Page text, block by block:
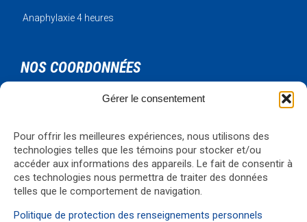
Gérer le consentement
Pour offrir les meilleures expériences, nous utilisons des
technologies telles que les témoins pour stocker et/ou
accéder aux informations des appareils. Le fait de consentir à
ces technologies nous permettra de traiter des données
telles que le comportement de navigation.
Politique de protection des renseignements personnels
Anaphylaxie 4 heures
NOS COORDONNÉES
Urgence Bois-Francs Inc.
Téléphone: 819-330-4344
Courriel:formations@ubf.coop
Visualiser la carte →